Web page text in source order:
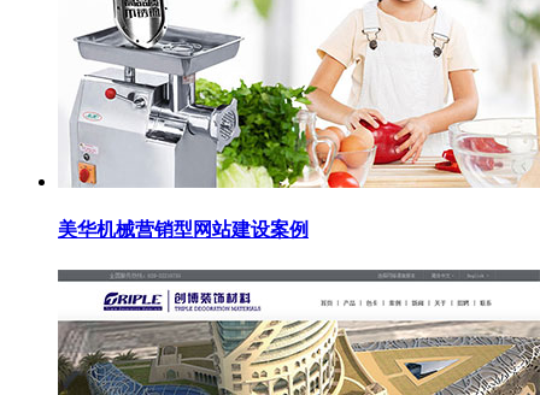
美华机械营销型网站建设案例